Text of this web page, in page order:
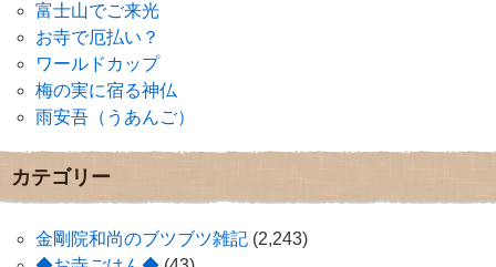
富士山でご来光
お寺で厄払い？
ワールドカップ
梅の実に宿る神仏
雨安吾（うあんご）
カテゴリー
金剛院和尚のブツブツ雑記 (2,243)